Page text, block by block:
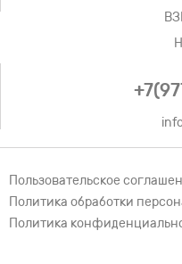
Пользовательское
Политика обработки
Политика